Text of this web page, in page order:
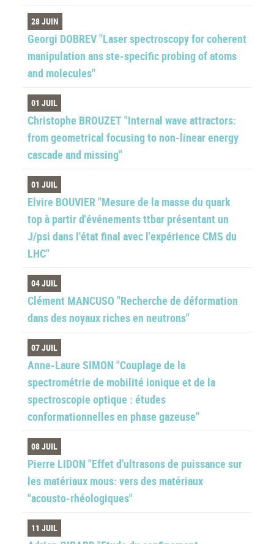
28 JUIN
Georgi DOBREV "Laser spectroscopy for coherent
manipulation ans ste-specific probing of atoms
and molecules"
01 JUIL
Christophe BROUZET "Internal wave attractors:
from geometrical focusing to non-linear energy
cascade and missing"
01 JUIL
Elvire BOUVIER "Mesure de la masse du quark
top à partir d'événements ttbar présentant un
J/psi dans l'état final avec l'expérience CMS du
LHC"
04 JUIL
Clément MANCUSO "Recherche de déformation
dans des noyaux riches en neutrons"
07 JUIL
Anne-Laure SIMON "Couplage de la
spectrométrie de mobilité ionique et de la
spectroscopie optique : études
conformationnelles en phase gazeuse"
08 JUIL
Pierre LIDON "Effet d'ultrasons de puissance sur
les matériaux mous: vers des matériaux
"acousto-rhéologiques"
11 JUIL